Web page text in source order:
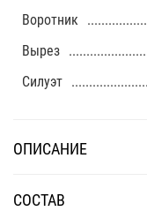
Воротник
Вырез
Силуэт
ОПИСАНИЕ
СОСТАВ